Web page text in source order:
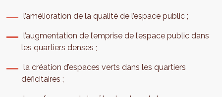
l’amélioration de la qualité de l’espace public ;
l’augmentation de l’emprise de l’espace public dans
les quartiers denses ;
la création d’espaces verts dans les quartiers
déficitaires ;